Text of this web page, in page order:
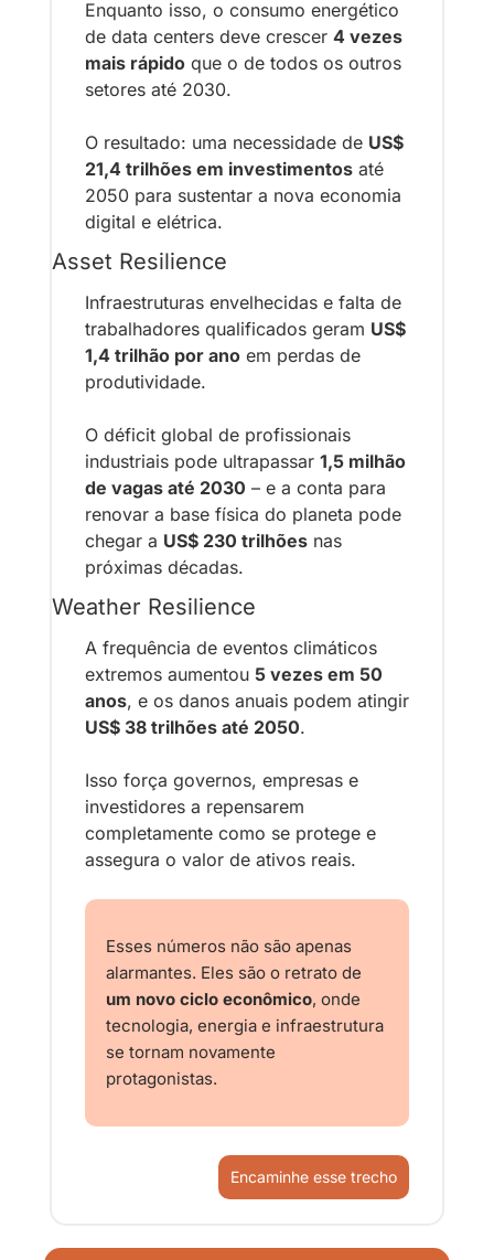
Enquanto isso, o consumo energético
de data centers deve crescer 4 vezes
mais rápido que o de todos os outros
setores até 2030.
O resultado: uma necessidade de US$
21,4 trilhões em investimentos até
2050 para sustentar a nova economia
digital e elétrica.
Asset Resilience
Infraestruturas envelhecidas e falta de
trabalhadores qualificados geram US$
1,4 trilhão por ano em perdas de
produtividade.
O déficit global de profissionais
industriais pode ultrapassar 1,5 milhão
de vagas até 2030 – e a conta para
renovar a base física do planeta pode
chegar a US$ 230 trilhões nas
próximas décadas.
Weather Resilience
A frequência de eventos climáticos
extremos aumentou 5 vezes em 50
anos
US$ 38 trilhões até 2050.
Isso força governos, empresas e
investidores a repensarem
completamente como se protege e
assegura o valor de ativos reais.
Esses números não são apenas
um novo ciclo econômico, onde
tecnologia, energia e infraestrutura
se tornam novamente
protagonistas.
Encaminhe esse trecho